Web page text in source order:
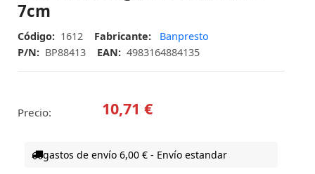
7cm
Código: 1612 Fabricante:
Banpresto
P/N: BP88413 EAN: 4983164884135
Precio: 10,71 €
gastos de envío 6,00 € - Envío estandar